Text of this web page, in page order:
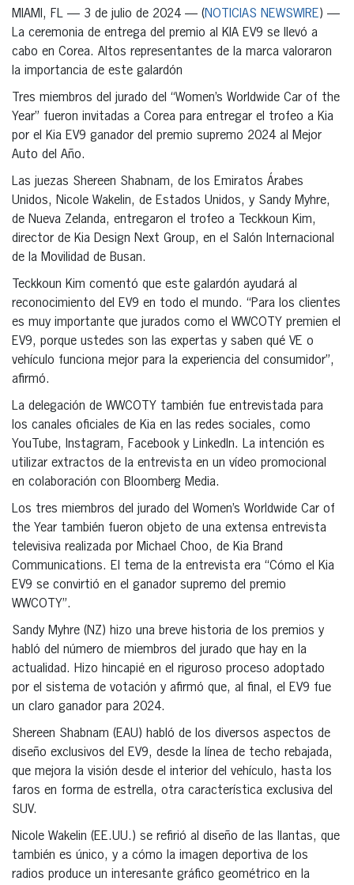
MIAMI, FL — 3 de julio de 2024 — (NOTICIAS NEWSWIRE) —
La ceremonia de entrega del premio al KIA EV9 se llevó a
cabo en Corea. Altos representantes de la marca valoraron
la importancia de este galardón
Tres miembros del jurado del “Women’s Worldwide Car of the
Year” fueron invitadas a Corea para entregar el trofeo a Kia
por el Kia EV9 ganador del premio supremo 2024 al Mejor
Auto del Año.
Las juezas Shereen Shabnam, de los Emiratos Árabes
Unidos, Nicole Wakelin, de Estados Unidos, y Sandy Myhre,
de Nueva Zelanda, entregaron el trofeo a Teckkoun Kim,
director de Kia Design Next Group, en el Salón Internacional
de la Movilidad de Busan.
Teckkoun Kim comentó que este galardón ayudará al
reconocimiento del EV9 en todo el mundo. “Para los clientes
es muy importante que jurados como el WWCOTY premien el
EV9, porque ustedes son las expertas y saben qué VE o
vehículo funciona mejor para la experiencia del consumidor”,
afirmó.
La delegación de WWCOTY también fue entrevistada para
los canales oficiales de Kia en las redes sociales, como
YouTube, Instagram, Facebook y LinkedIn. La intención es
utilizar extractos de la entrevista en un vídeo promocional
en colaboración con Bloomberg Media.
Los tres miembros del jurado del Women’s Worldwide Car of
the Year también fueron objeto de una extensa entrevista
televisiva realizada por Michael Choo, de Kia Brand
Communications. El tema de la entrevista era “Cómo el Kia
EV9 se convirtió en el ganador supremo del premio
WWCOTY”.
Sandy Myhre (NZ) hizo una breve historia de los premios y
habló del número de miembros del jurado que hay en la
actualidad. Hizo hincapié en el riguroso proceso adoptado
por el sistema de votación y afirmó que, al final, el EV9 fue
un claro ganador para 2024.
Shereen Shabnam (EAU) habló de los diversos aspectos de
diseño exclusivos del EV9, desde la línea de techo rebajada,
que mejora la visión desde el interior del vehículo, hasta los
faros en forma de estrella, otra característica exclusiva del
SUV.
Nicole Wakelin (EE.UU.) se refirió al diseño de las llantas, que
también es único, y a cómo la imagen deportiva de los
radios produce un interesante gráfico geométrico en la